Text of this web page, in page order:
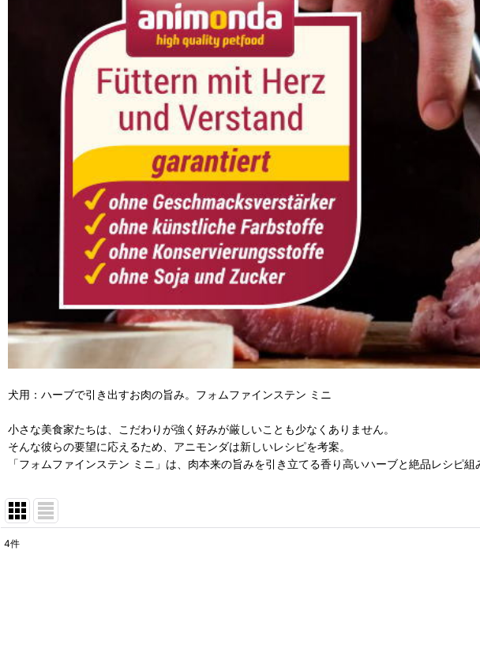
犬用：ハーブで引き出すお肉の旨み。フォムファインステン ミニ
小さな美食家たちは、こだわりが強く好みが厳しいことも少なくありません。
そんな彼らの要望に応えるため、アニモンダは新しいレシピを考案。
「フォムファインステン ミニ」は、肉本来の旨みを引き立てる香り高いハーブと絶品レシピ組
4件